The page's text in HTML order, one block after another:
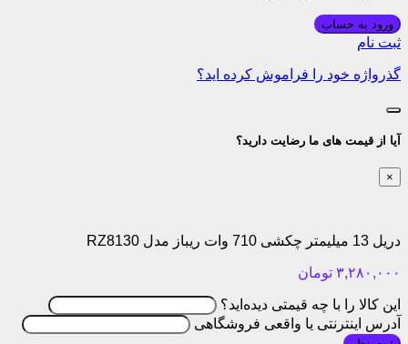
ورود به حساب
ثبت نام
گذرواژه خود را فراموش کرده اید؟
آیا از قیمت های ما رضایت دارید؟
×
دریل 13 میلیمتر چکشی 710 وات ریباز مدل RZ8130
۳,۲۸۰,۰۰۰ تومان
این کالا را با چه قیمتی دیده‌اید؟
آدرس اینترنتی یا واقعی فروشگاهی